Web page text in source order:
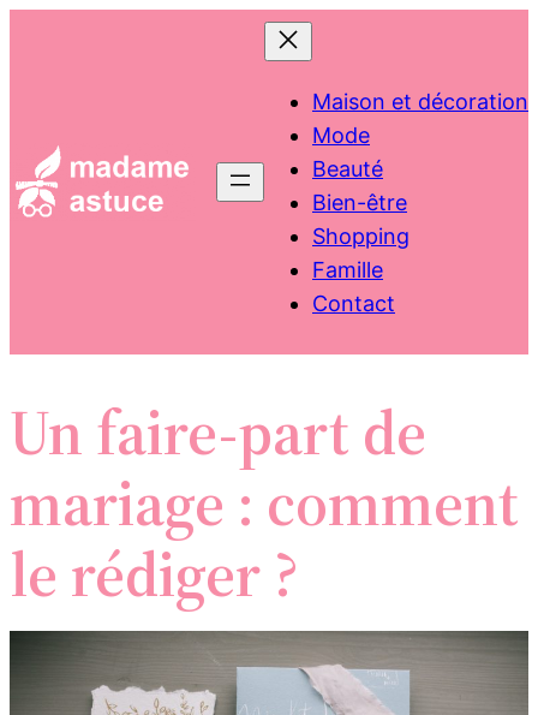
Maison et décoration
Mode
Beauté
Bien-être
Shopping
Famille
Contact
Un faire-part de
mariage : comment
le rédiger ?